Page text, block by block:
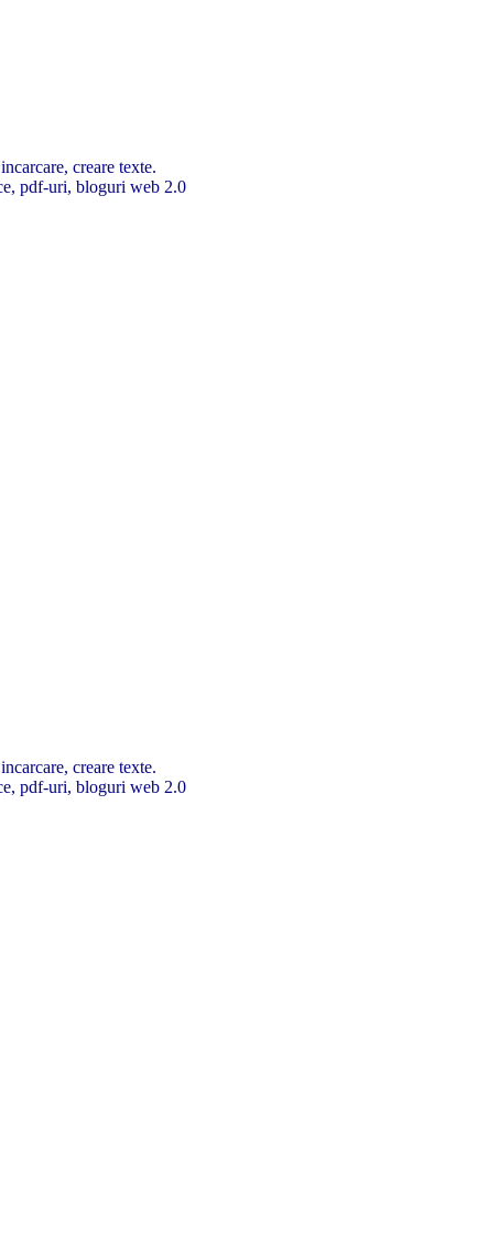
creare texte.
pdf-uri, bloguri web 2.0
creare texte.
pdf-uri, bloguri web 2.0